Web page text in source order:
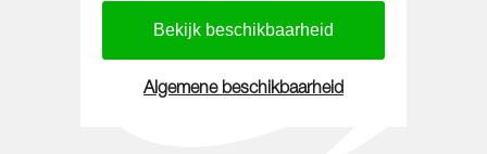
Algemene beschikbaarheid